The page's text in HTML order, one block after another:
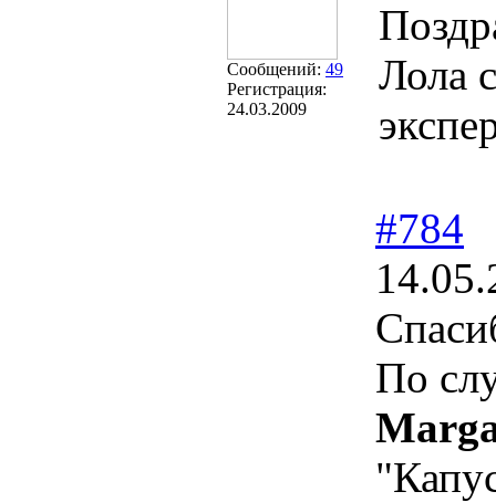
Сообщений: 49
Регистрация:
24.03.2009
Лола
#784
По